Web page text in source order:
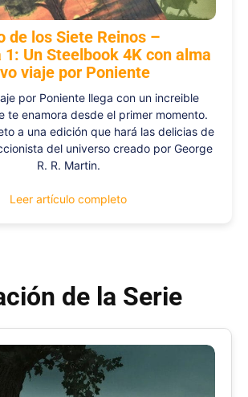
de los Siete Reinos –
1: Un Steelbook 4K con alma
viaje por Poniente
por Poniente llega con un increible
te enamora desde el primer momento.
a una edición que hará las delicias de
del universo creado por George
R. R. Martin.
Leer artículo completo
de la Serie